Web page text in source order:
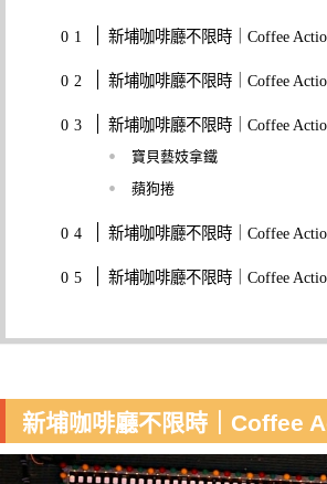
新埔咖啡廳不限時｜Coffee
新埔咖啡廳不限時｜Coffee
新埔咖啡廳不限時｜Coffee
寶貝藝妓拿鐵
蘋狗捲
新埔咖啡廳不限時｜Coffee
新埔咖啡廳不限時｜Coffee
新埔咖啡廳不限時｜Coffee